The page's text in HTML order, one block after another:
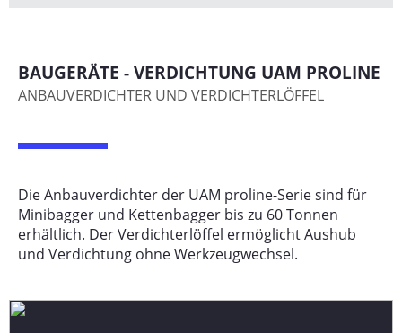
BAUGERÄTE - VERDICHTUNG UAM PROLINE
ANBAUVERDICHTER UND VERDICHTERLÖFFEL
Die Anbauverdichter der UAM proline-Serie sind für
Minibagger und Kettenbagger bis zu 60 Tonnen
erhältlich. Der Verdichterlöffel ermöglicht Aushub
und Verdichtung ohne Werkzeugwechsel.